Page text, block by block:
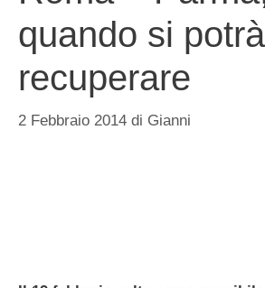
quando si potrà
recuperare
2 Febbraio 2014 di Gianni